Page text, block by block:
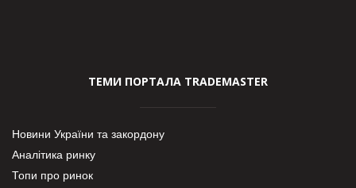
ТЕМИ ПОРТАЛА TRADEMASTER
Новини України та закордону
Аналітика ринку
Топи про ринок